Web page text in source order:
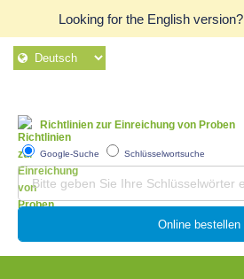
Looking for the English version?
Richtlinien zur Einreichung von Proben
Google-Suche Schlüsselwortsuche
Online bestellen